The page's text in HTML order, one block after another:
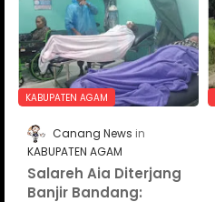
KABUPATEN AGAM
Canang News
KABUPATEN AGAM
Salareh Aia Diterjang
Banjir Bandang: